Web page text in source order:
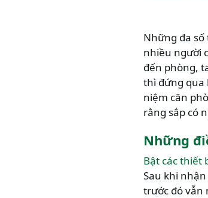
Những đa
nhiều người
đến phòng,
thì đứng qua
niệm căn
rằng sắp có
Những
Bật các thiết
Sau khi
trước đó vẫn